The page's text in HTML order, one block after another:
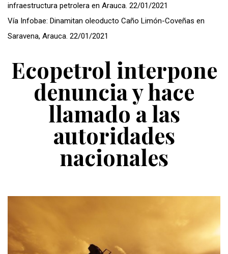
infraestructura petrolera en Arauca. 22/01/2021
Vía Infobae: Dinamitan oleoducto Caño Limón-Coveñas en
Saravena, Arauca. 22/01/2021
Ecopetrol interpone
denuncia y hace
llamado a las
autoridades
nacionales